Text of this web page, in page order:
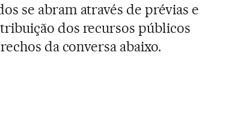
se abram através de prévias e
dos recursos públicos
da conversa abaixo.